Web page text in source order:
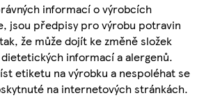
informací o výrobcích
jsou předpisy pro výrobu potravin
že může dojít ke změně složek
informací a alergenů.
etiketu na výrobku a nespoléhat se
na internetových stránkách.